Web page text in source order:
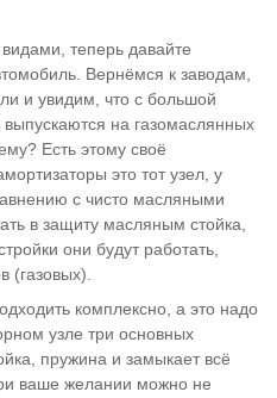
теперь давайте
Вернёмся к заводам,
и увидим, что с большой
на газомаслянных
Есть этому своё
это тот узел, у
с чисто масляными
в защиту масляным стойка,
они будут работать,
(газовых).
комплексно, а это надо
узле три основных
пружина и замыкает всё
ваше желании можно не